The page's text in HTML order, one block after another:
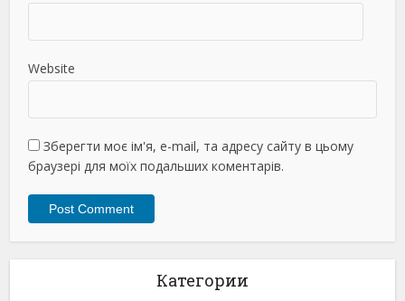
Website
Зберегти моє ім'я, e-mail, та адресу сайту в цьому
браузері для моїх подальших коментарів.
Категории